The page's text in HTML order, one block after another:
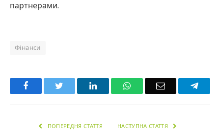
партнерами.
Фінанси
Facebook LinkedInWhatsAppEmail
ПОПЕРЕДНЯ СТАТТЯ НАСТУПНА СТАТТЯ